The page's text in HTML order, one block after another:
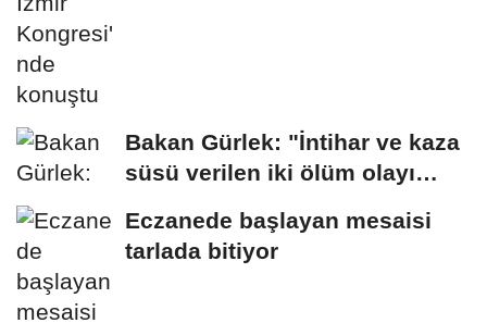
Bakan Gürlek: "İntihar ve kaza
süsü verilen iki ölüm olayı
Eczanede başlayan mesaisi
tarlada bitiyor